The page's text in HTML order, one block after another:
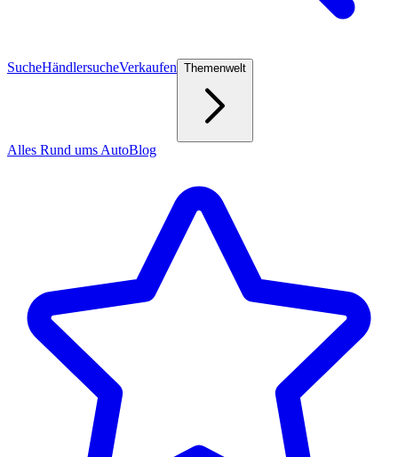
SucheHändlersucheVerkaufen Themenwelt
Alles Rund ums AutoBlog